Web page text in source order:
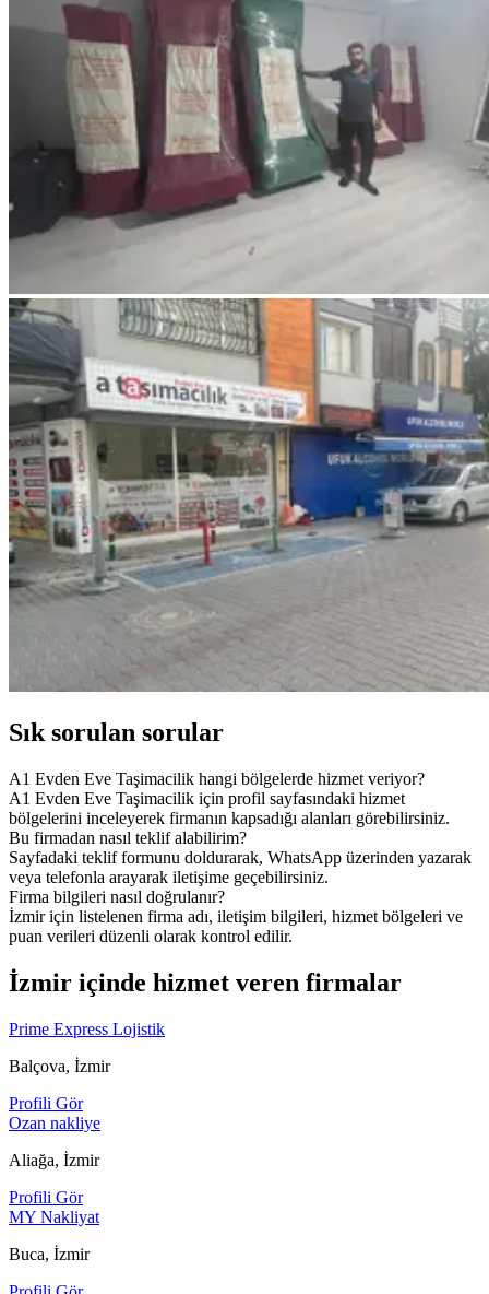
Sık sorulan sorular
A1 Evden Eve Taşimacilik hangi bölgelerde hizmet veriyor?
A1 Evden Eve Taşimacilik için profil sayfasındaki hizmet
bölgelerini inceleyerek firmanın kapsadığı alanları görebilirsiniz.
Bu firmadan nasıl teklif alabilirim?
Sayfadaki teklif formunu doldurarak, WhatsApp üzerinden yazarak
veya telefonla arayarak iletişime geçebilirsiniz.
Firma bilgileri nasıl doğrulanır?
İzmir için listelenen firma adı, iletişim bilgileri, hizmet bölgeleri ve
puan verileri düzenli olarak kontrol edilir.
İzmir içinde hizmet veren firmalar
Prime Express Lojistik
Balçova, İzmir
Profili Gör
Ozan nakliye
Aliağa, İzmir
Profili Gör
MY Nakliyat
Buca, İzmir